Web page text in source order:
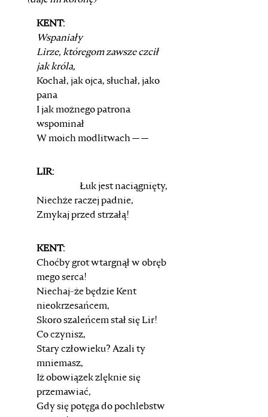
KENT:
Wspaniały
Lirze, któregom zawsze czcił
jak króla,
Kochał, jak ojca, słuchał, jako
pana
I jak możnego patrona
wspominał
W moich modlitwach — —
LIR:
Łuk jest naciągnięty,
Niechże raczej padnie,
Zmykaj przed strzałą!
KENT:
Choćby grot wtargnął w obręb
mego serca!
Niechaj-że będzie Kent
nieokrzesańcem,
Skoro szaleńcem stał się Lir!
Co czynisz,
Stary człowieku? Azali ty
mniemasz,
Iż obowiązek zlęknie się
przemawiać,
Gdy się potęga do pochlebstw